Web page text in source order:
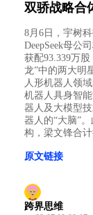
双骄战略合
8月6日，宇树
DeepSeek母公
获配93.339万
龙”中的两大明
人形机器人领
机器人具身智
器人及大模型
器人的“大脑”
构，梁文锋合
原文链接
跨界思维